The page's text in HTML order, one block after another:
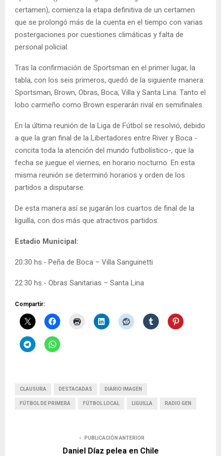
certamen), comienza la etapa definitiva de un certamen
que se prolongó más de la cuenta en el tiempo con varias
postergaciones por cuestiones climáticas y falta de
personal policial.
Tras la confirmación de Sportsman en el primer lugar, la
tabla, con los seis primeros, quedó de la siguiente manera:
Sportsman, Brown, Obras, Boca, Villa y Santa Lina. Tanto el
lobo carmeño como Brown esperarán rival en semifinales.
En la última reunión de la Liga de Fútbol se resolvió, debido
a que la gran final de la Libertadores entre River y Boca -
concita toda la atención del mundo futbolístico-, que la
fecha se juegue el viernes, en horario nocturno. En esta
misma reunión se determinó horarios y orden de los
partidos a disputarse.
De esta manera así se jugarán los cuartos de final de la
liguilla, con dos más que atractivos partidos:
Estadio Municipal:
20:30 hs.- Peña de Boca – Villa Sanguinetti
22:30 hs.- Obras Sanitarias – Santa Lina
Compartir:
CLAUSURA DESTACADAS DIARIO IMAGEN
FÚTBOL DE PRIMERA FÚTBOL LOCAL LIGUILLA RADIO GEN
PUBLICACIÓN ANTERIOR
Daniel Díaz pelea en Chile